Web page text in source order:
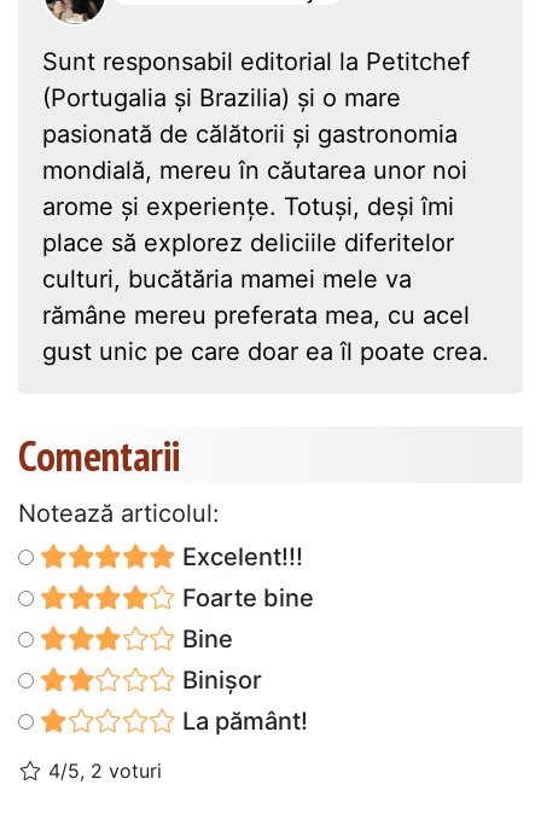
Sunt responsabil editorial la Petitchef
(Portugalia și Brazilia) și o mare
pasionată de călătorii și gastronomia
mondială, mereu în căutarea unor noi
arome și experiențe. Totuși, deși îmi
place să explorez deliciile diferitelor
culturi, bucătăria mamei mele va
rămâne mereu preferata mea, cu acel
gust unic pe care doar ea îl poate crea.
Comentarii
Notează articolul:
Excelent!!!
Foarte bine
Bine
Binișor
La pământ!
4/5, 2 voturi